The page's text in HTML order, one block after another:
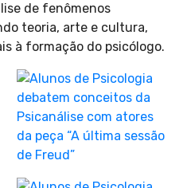
de fenômenos
teoria, arte e cultura,
à formação do psicólogo.